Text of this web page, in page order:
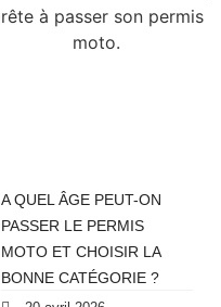
A QUEL ÂGE PEUT-ON
PASSER LE PERMIS
MOTO ET CHOISIR LA
BONNE CATÉGORIE ?